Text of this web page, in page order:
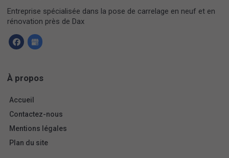
Entreprise spécialisée dans la pose de carrelage en neuf et en
rénovation près de Dax
À propos
Accueil
Contactez-nous
Mentions légales
Plan du site